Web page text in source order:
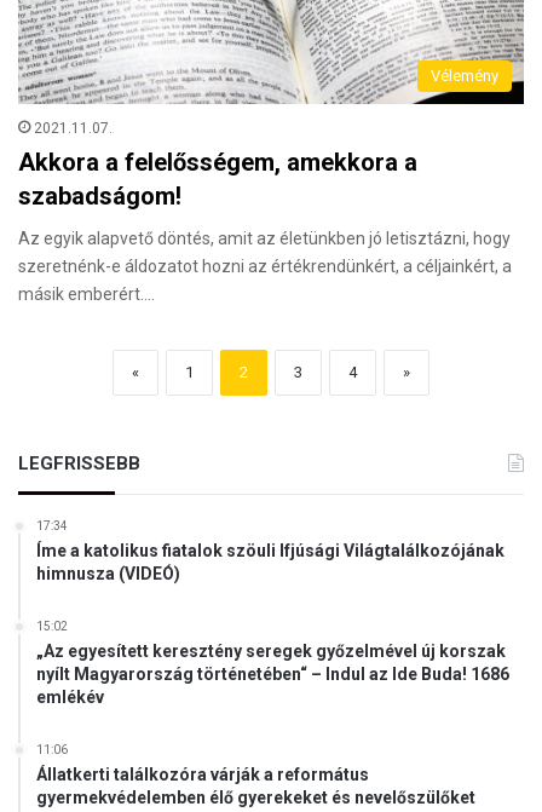
Vélemény
2021.11.07.
Akkora a felelősségem, amekkora a
szabadságom!
Az egyik alapvető döntés, amit az életünkben jó letisztázni, hogy
szeretnénk-e áldozatot hozni az értékrendünkért, a céljainkért, a
másik emberért.…
« 1 2 3 4 »
LEGFRISSEBB
17:34
Íme a katolikus fiatalok szöuli Ifjúsági Világtalálkozójának
himnusza (VIDEÓ)
15:02
„Az egyesített keresztény seregek győzelmével új korszak
nyílt Magyarország történetében“ – Indul az Ide Buda! 1686
emlékév
11:06
Állatkerti találkozóra várják a református
gyermekvédelemben élő gyerekeket és nevelőszülőket